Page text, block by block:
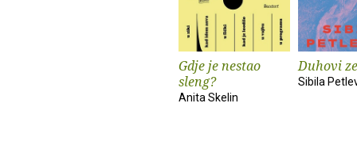
Gdje je nestao
sleng?
Anita Skelin
Duhovi
Sibila